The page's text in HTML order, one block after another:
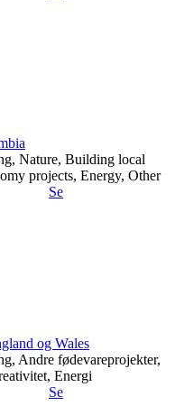
Nature, Building local
projects, Energy, Other
Se
og Wales
Andre fødevareprojekter,
Energi
Se